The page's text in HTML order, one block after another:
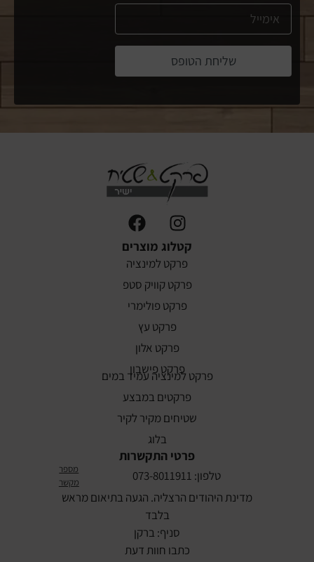
שליחת הטופס
קטלוג מוצרים
פרקט למינציה
פרקט קוויק סטפ
פרקט פולימרי
פרקט עץ
פרקט אלון
פרקט פישבון
פרקט למינציה עמיד במים
פרקטים במבצע
שטיחים מקיר לקיר
בלוג
פרטי התקשרות
טלפון: 073-8011911
מספר
מקשר
מדינת היהודים הרצליה. הגעה בתיאום מראש
בלבד
סניף: ברקן
כתבו חוות דעת